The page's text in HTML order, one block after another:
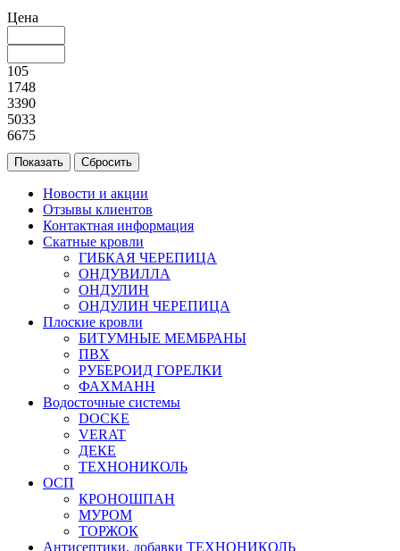
Цена
105
1748
3390
5033
6675
Новости и акции
Отзывы клиентов
Контактная информация
Скатные кровли
ГИБКАЯ ЧЕРЕПИЦА
ОНДУВИЛЛА
ОНДУЛИН
ОНДУЛИН ЧЕРЕПИЦА
Плоские кровли
БИТУМНЫЕ МЕМБРАНЫ
ПВХ
РУБЕРОИД ГОРЕЛКИ
ФАХМАНН
Водосточные системы
DOCKE
VERAT
ДЕКЕ
ТЕХНОНИКОЛЬ
ОСП
КРОНОШПАН
МУРОМ
ТОРЖОК
Антисептики, добавки ТЕХНОНИКОЛЬ